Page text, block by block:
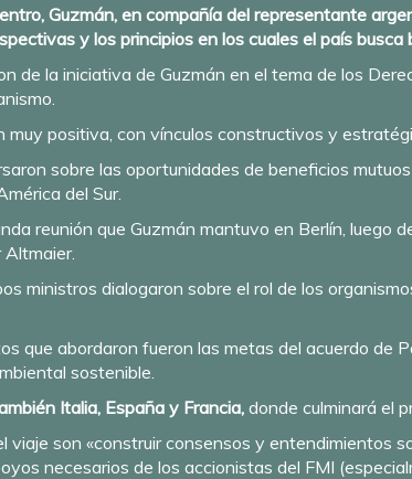
Guzmán, en compañía del representante
y los principios en los cuales el país busca
de la iniciativa de Guzmán en el tema de los
muy positiva, con vínculos constructivos y
sobre las oportunidades de beneficios
del Sur.
reunión que Guzmán mantuvo en Berlín, luego
ministros dialogaron sobre el rol de los
que abordaron fueron las metas del acuerdo de
sostenible.
Italia, España y Francia, donde culminará el
viaje son «construir consensos y entendimientos
necesarios de los accionistas del FMI